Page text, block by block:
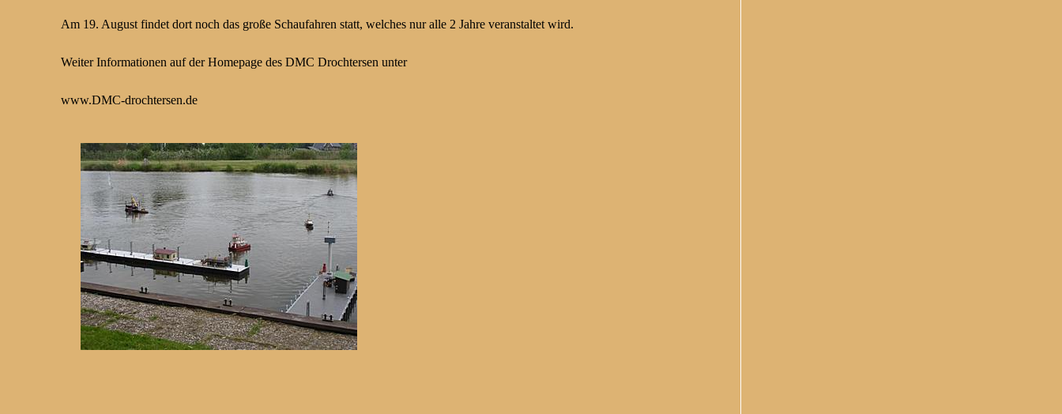
Am 19. August findet dort noch das große Schaufahren statt, welches nur alle 2 Jahre veranstaltet wird.
Weiter Informationen auf der Homepage des DMC Drochtersen unter
www.DMC-drochtersen.de